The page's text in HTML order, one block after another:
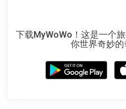
下载MyWoWo！这是一个
你世界奇妙的